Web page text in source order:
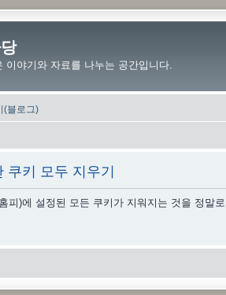
이야기와 자료를 나누는 공간입니다.
(블로그)
쿠키 모두 지우기
피)에 설정된 모든 쿠키가 지워지는 것을 정말